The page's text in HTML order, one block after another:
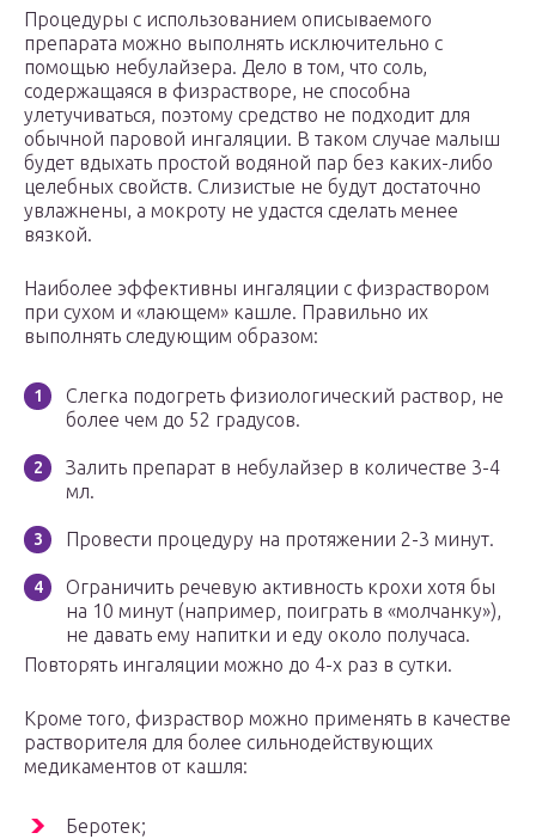
Процедуры с использованием описываемого
препарата можно выполнять исключительно с
помощью небулайзера. Дело в том, что соль,
содержащаяся в физрастворе, не способна
улетучиваться, поэтому средство не подходит для
обычной паровой ингаляции. В таком случае малыш
будет вдыхать простой водяной пар без каких-либо
целебных свойств. Слизистые не будут достаточно
увлажнены, а мокроту не удастся сделать менее
вязкой.
Наиболее эффективны ингаляции с физраствором
при сухом и «лающем» кашле. Правильно их
выполнять следующим образом:
Слегка подогреть физиологический раствор, не
более чем до 52 градусов.
Залить препарат в небулайзер в количестве 3-4
мл.
Провести процедуру на протяжении 2-3 минут.
Ограничить речевую активность крохи хотя бы
на 10 минут (например, поиграть в «молчанку»),
не давать ему напитки и еду около получаса.
Повторять ингаляции можно до 4-х раз в сутки.
Кроме того, физраствор можно применять в качестве
растворителя для более сильнодействующих
медикаментов от кашля:
Беротек;